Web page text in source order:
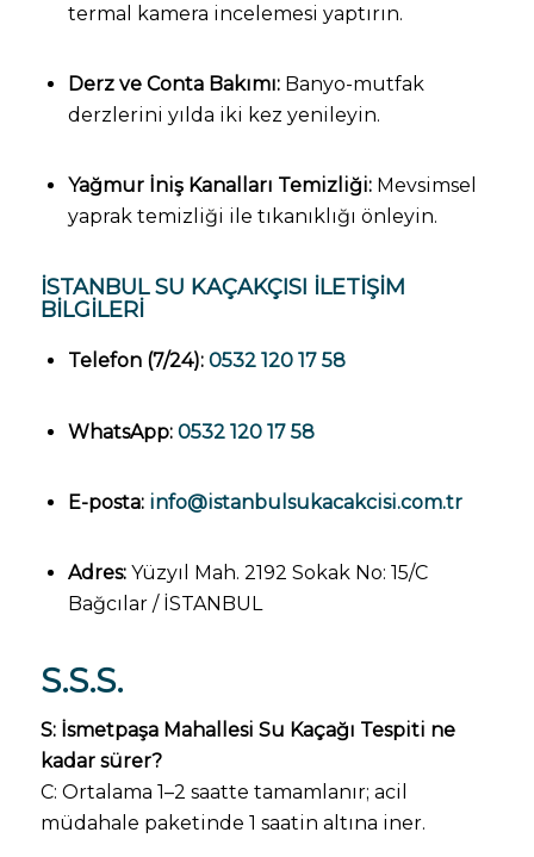
termal kamera incelemesi yaptırın.
Derz ve Conta Bakımı:Banyo-mutfak
derzlerini yılda iki kez yenileyin.
Yağmur İniş Kanalları Temizliği:Mevsimsel
yaprak temizliği ile tıkanıklığı önleyin.
İSTANBUL SU KAÇAKÇISI İLETIŞIM
BILGILERI
Telefon (7/24): 0532 120 17 58
WhatsApp: 0532 120 17 58
E-posta: info@istanbulsukacakcisi.com.tr
Adres:Yüzyıl Mah. 2192 Sokak No: 15/C
Bağcılar / İSTANBUL
S.S.S.
S: İsmetpaşa Mahallesi Su Kaçağı Tespiti ne
kadar sürer?
C: Ortalama 1–2 saatte tamamlanır; acil
müdahale paketinde 1 saatin altına iner.